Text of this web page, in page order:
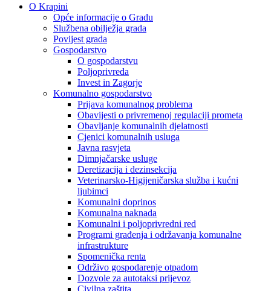
O Krapini
Opće informacije o Gradu
Službena obilježja grada
Povijest grada
Gospodarstvo
O gospodarstvu
Poljoprivreda
Invest in Zagorje
Komunalno gospodarstvo
Prijava komunalnog problema
Obavijesti o privremenoj regulaciji prometa
Obavljanje komunalnih djelatnosti
Cjenici komunalnih usluga
Javna rasvjeta
Dimnjačarske usluge
Deretizacija i dezinsekcija
Veterinarsko-Higijeničarska služba i kućni
ljubimci
Komunalni doprinos
Komunalna naknada
Komunalni i poljoprivredni red
Programi građenja i održavanja komunalne
infrastrukture
Spomenička renta
Održivo gospodarenje otpadom
Dozvole za autotaksi prijevoz
Civilna zaštita